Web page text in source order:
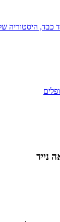
כבד, היסטוריה
נייד